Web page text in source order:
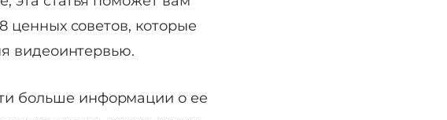
ценных советов, которые
видеоинтервью.
больше информации о ее